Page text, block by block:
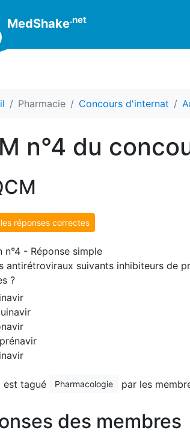
MedShake.net
Pharmacie Concours d'internat
n°4 du
réponses correctes
n°4 - Réponse simple
antirétroviraux suivants inhibiteurs de
?
est tagué Pharmacologie par les
des membres